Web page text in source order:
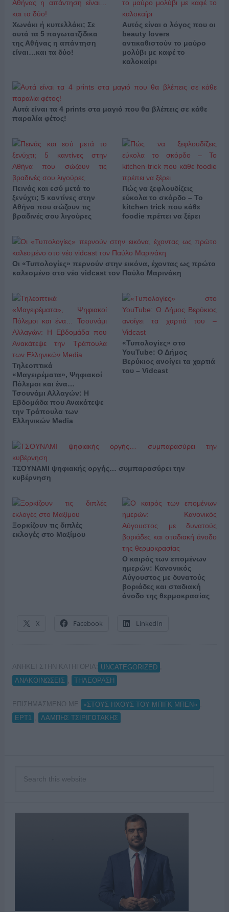
Χωνάκι ή κυπελλάκι; Σε
αυτά τα 5 παγωτατζίδικα
της Αθήνας η απάντηση
είναι…και τα δύο!
Αυτός είναι ο λόγος που οι
beauty lovers
αντικαθιστούν το μαύρο
μολύβι με καφέ το
καλοκαίρι
Αυτά είναι τα 4 prints στα μαγιό που θα βλέπεις σε κάθε
παραλία φέτος!
Πεινάς και εσύ μετά το
ξενύχτι; 5 καντίνες στην
Αθήνα που σώζουν τις
βραδινές σου λιγούρες
Πώς να ξεφλουδίζεις
εύκολα το σκόρδο – Το
kitchen trick που κάθε
foodie πρέπει να ξέρει
Οι «Τυπολογίες» περνούν στην εικόνα, έχοντας ως πρώτο
καλεσμένο στο νέο vidcast τον Παύλο Μαρινάκη
Τηλεοπτικά
«Μαγειρέματα», Ψηφιακοί
Πόλεμοι και ένα…
Τσουνάμι Αλλαγών: Η
Εβδομάδα που Ανακάτεψε
την Τράπουλα των
Ελληνικών Media
«Τυπολογίες» στο
YouTube: Ο Δήμος
Βερύκιος ανοίγει τα χαρτιά
του – Vidcast
ΤΣΟΥΝΑΜΙ ψηφιακής οργής… συμπαρασύρει την
κυβέρνηση
Ξορκίζουν τις διπλές
εκλογές στο Μαξίμου
Ο καιρός των επομένων
ημερών: Κανονικός
Αύγουστος με δυνατούς
βοριάδες και σταδιακή
άνοδο της θερμοκρασίας
X Facebook LinkedIn
ΑΝΗΚΕΙ ΣΤΗΝ ΚΑΤΗΓΟΡΙΑ: UNCATEGORIZED
ΑΝΑΚΟΙΝΩΣΕΙΣ
ΤΗΛΕΟΡΑΣΗ
ΕΠΙΣΗΜΑΣΜΕΝΟ ΜΕ: «ΣΤΟΥΣ ΗΧΟΥΣ ΤΟΥ ΜΠΙΓΚ ΜΠΕΝ»
ΕΡΤ1
ΛΑΜΠΗΣ ΤΣΙΡΙΓΩΤΑΚΗΣ